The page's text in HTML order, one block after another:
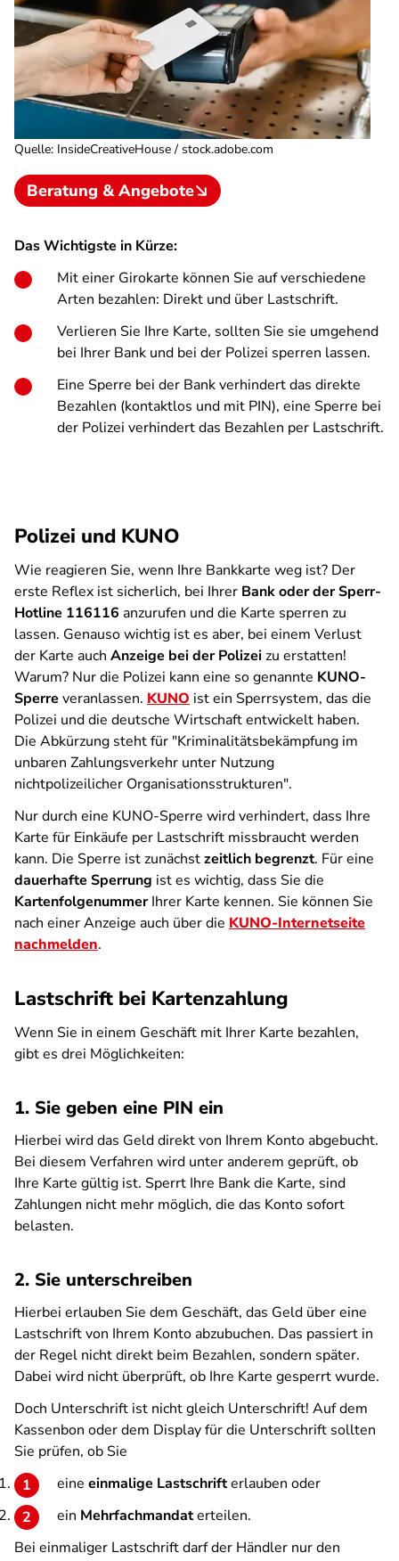
Quelle: InsideCreativeHouse / stock.adobe.com
Beratung & Angebote
Das Wichtigste in Kürze:
Mit einer Girokarte können Sie auf verschiedene
Arten bezahlen: Direkt und über Lastschrift.
Verlieren Sie Ihre Karte, sollten Sie sie umgehend
bei Ihrer Bank und bei der Polizei sperren lassen.
Eine Sperre bei der Bank verhindert das direkte
Bezahlen (kontaktlos und mit PIN), eine Sperre bei
der Polizei verhindert das Bezahlen per Lastschrift.
Polizei und KUNO
Wie reagieren Sie, wenn Ihre Bankkarte weg ist? Der
erste Reflex ist sicherlich, bei Ihrer Bank oder der Sperr-
Hotline 116116 anzurufen und die Karte sperren zu
lassen. Genauso wichtig ist es aber, bei einem Verlust
der Karte auch Anzeige bei der Polizeizu erstatten!
Warum? Nur die Polizei kann eine so genannte KUNO-
Sperre veranlassen. KUNO ist ein Sperrsystem, das die
Polizei und die deutsche Wirtschaft entwickelt haben.
Die Abkürzung steht für "Kriminalitätsbekämpfung im
unbaren Zahlungsverkehr unter Nutzung
nichtpolizeilicher Organisationsstrukturen".
Nur durch eine KUNO-Sperre wird verhindert, dass Ihre
Karte für Einkäufe per Lastschrift missbraucht werden
kann. Die Sperre ist zunächstzeitlich begrenzt. Für eine
dauerhafte Sperrung ist es wichtig, dass Sie die
KartenfolgenummerIhrer Karte kennen. Sie können Sie
nach einer Anzeige auch über die KUNO-Internetseite
nachmelden.
Lastschrift bei Kartenzahlung
Wenn Sie in einem Geschäft mit Ihrer Karte bezahlen,
gibt es drei Möglichkeiten:
1. Sie geben eine PIN ein
Hierbei wird das Geld direkt von Ihrem Konto abgebucht.
Bei diesem Verfahren wird unter anderem geprüft, ob
Ihre Karte gültig ist. Sperrt Ihre Bank die Karte, sind
Zahlungen nicht mehr möglich, die das Konto sofort
belasten.
2. Sie unterschreiben
Hierbei erlauben Sie dem Geschäft, das Geld über eine
Lastschrift von Ihrem Konto abzubuchen. Das passiert in
der Regel nicht direkt beim Bezahlen, sondern später.
Dabei wird nicht überprüft, ob Ihre Karte gesperrt wurde.
Doch Unterschrift ist nicht gleich Unterschrift! Auf dem
Kassenbon oder dem Display für die Unterschrift sollten
Sie prüfen, ob Sie
eine einmalige Lastschrifterlauben oder
ein Mehrfachmandaterteilen.
Bei einmaliger Lastschrift darf der Händler nur den